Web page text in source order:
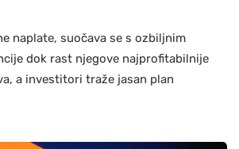
naplate, suočava se s ozbiljnim
dok rast njegove najprofitabilnije
a investitori traže jasan plan